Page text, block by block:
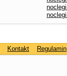
Kontakt Regulamin